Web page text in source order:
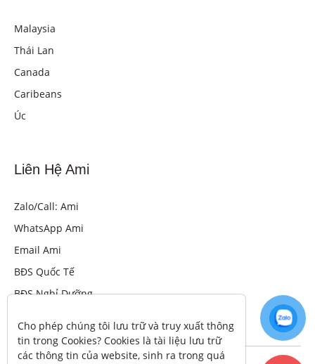
Malaysia
Thái Lan
Canada
Caribeans
Úc
Liên Hệ Ami
Zalo/Call: Ami
WhatsApp Ami
Email Ami
BĐS Quốc Tế
BĐS Nghỉ Dưỡng
Cho phép chúng tôi lưu trữ và truy xuất thông
tin trong Cookies? Cookies là tài liệu lưu trữ
các thông tin của website, sinh ra trong quá